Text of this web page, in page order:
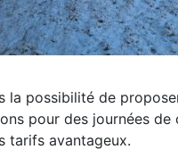
la possibilité de
pour des journées de
tarifs avantageux.